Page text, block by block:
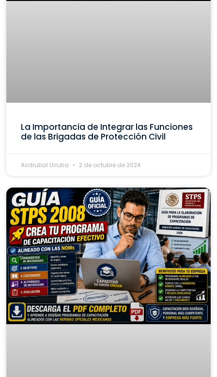
La Importancia de Integrar las Funciones
de las Brigadas de Protección Civil
Asdrubal Urrutia 2 de octubre de 2024